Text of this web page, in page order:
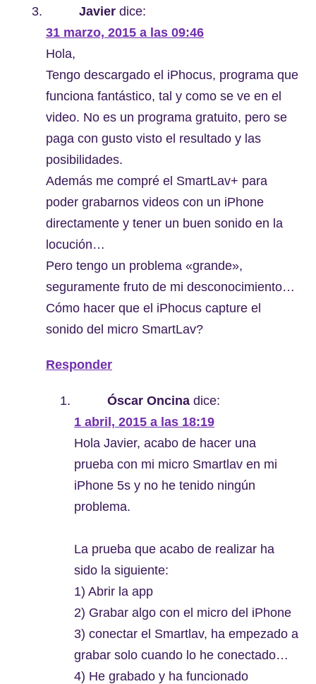
Javier dice:
31 marzo, 2015 a las 09:46
Hola,
Tengo descargado el iPhocus, programa que
funciona fantástico, tal y como se ve en el
video. No es un programa gratuito, pero se
paga con gusto visto el resultado y las
posibilidades.
Además me compré el SmartLav+ para
poder grabarnos videos con un iPhone
directamente y tener un buen sonido en la
locución…
Pero tengo un problema «grande»,
seguramente fruto de mi desconocimiento…
Cómo hacer que el iPhocus capture el
sonido del micro SmartLav?
Responder
Óscar Oncina dice:
1 abril, 2015 a las 18:19
Hola Javier, acabo de hacer una
prueba con mi micro Smartlav en mi
iPhone 5s y no he tenido ningún
problema.
La prueba que acabo de realizar ha
sido la siguiente:
1) Abrir la app
2) Grabar algo con el micro del iPhone
3) conectar el Smartlav, ha empezado a
grabar solo cuando lo he conectado…
4) He grabado y ha funcionado